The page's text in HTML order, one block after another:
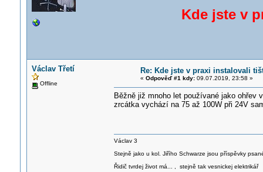
Kde jste v
Václav Třetí
Offline
Re: Kde jste v praxi instalovali
« Odpověď #1 kdy:09.07.2019, 23:58 »
Běžně již mnoho let používané jako ohřev
zrcátka vychází na 75 až 100W při 24V
Václav 3
Stejně jako u kol. Jiřího Schwarze jsou příspěvky
Řidič tvrdej život má... , stejně tak vesnickej elektrikář